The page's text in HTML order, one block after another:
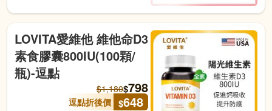
LOVITA愛維他 維他命D3
素食膠囊800IU(100顆/
瓶)-逗點
$1,180$798
逗點折後價 $648